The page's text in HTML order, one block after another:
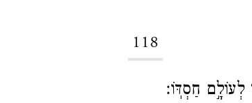
118
לְעוֹלָ֣ם חַסְדּֽוֹ׃